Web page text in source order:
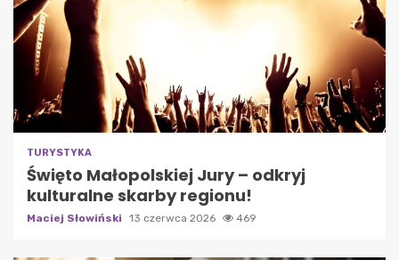
TURYSTYKA
Święto Małopolskiej Jury – odkryj
kulturalne skarby regionu!
Maciej Słowiński 13 czerwca 2026 469